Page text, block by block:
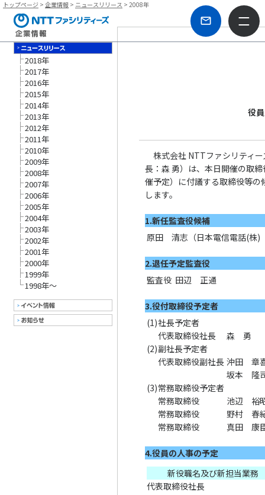
トップページ > 企業情報 > ニュースリリース > 2008年
2018年
2017年
2016年
2015年
2014年
2013年
2012年
2011年
2010年
2009年
2008年
2007年
2006年
2005年
2004年
2003年
2002年
2001年
2000年
1999年
1998年～
役
株式会社 NTTファシリティ
長：森 勇）は、本日開催の取
催予定）に付議する取締役等
します。
1.新任監査役候補
原田 清志 （日本電信電話(
2.退任予定監査役
監査役 田辺 正通
3.役付取締役予定者
(1)社長予定者
代表取締役社長
森 勇
(2)副社長予定者
代表取締役副社長 沖田 章
坂本 隆
(3)常務取締役予定者
常務取締役
池辺 裕
常務取締役
野村 春
常務取締役
真田 康
4.役員の人事の予定
新役職名及び新担当業務
代表取締役社長